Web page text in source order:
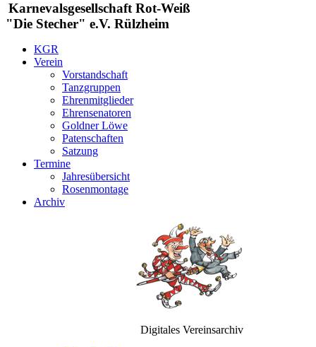
Karnevalsgesellschaft Rot-Weiß
"Die Stecher" e.V. Rülzheim
KGR
Verein
Vorstandschaft
Tanzgruppen
Ehrenmitglieder
Ehrensenatoren
Goldner Löwe
Patenschaften
Satzung
Termine
Jahresübersicht
Rosenmontage
Archiv
Digitales Vereinsarchiv